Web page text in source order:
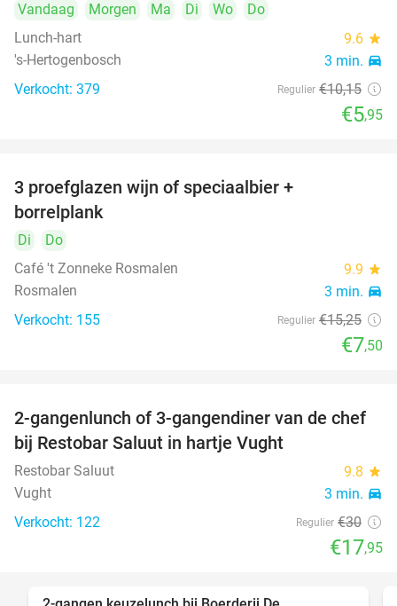
Vandaag Morgen Ma Di Wo
Do
Lunch-hart
9.6 star
's-Hertogenbosch 3 min. directions_car
Verkocht: 379 Regulier €10,15
€5,95
3 proefglazen wijn of speciaalbier +
borrelplank
Di
Do
Café 't Zonneke Rosmalen
9.9 star
Rosmalen 3 min. directions_car
Verkocht: 155 Regulier €15,25
€7,50
40%
2-gangenlunch of 3-gangendiner van de chef
bij Restobar Saluut in hartje Vught
Restobar Saluut 9.8 star
Vught 3 min. directions_car
Verkocht: 122 Regulier €30
€17,95